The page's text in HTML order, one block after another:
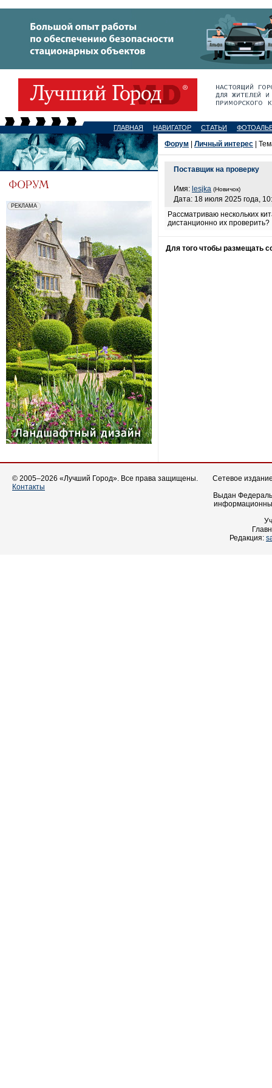
ГЛАВНАЯ НАВИГАТОР СТАТЬИ
Форум Личный интерес |
Поставщик на проверку
Имя: lesjka (Новичок)
Дата: 18 июля 2025 года,
Рассматриваю нескольких
дистанционно их проверить?
Для того чтобы размещать
© 2005–2026 «Лучший Город». Все права защищены.
Контакты
Сетевое
Выдан
Редакция: